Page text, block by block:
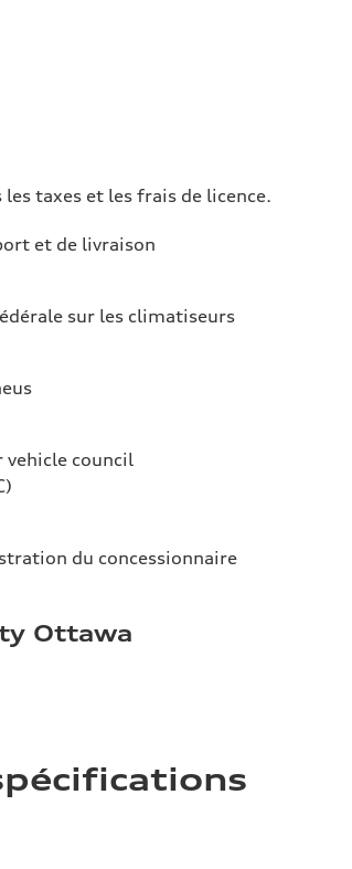
taxes et les frais de licence.
et de livraison
sur les climatiseurs
vehicle council
du concessionnaire
Ottawa